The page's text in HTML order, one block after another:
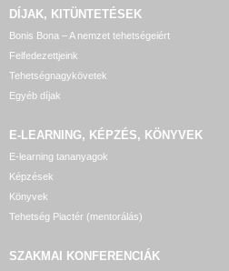
DÍJAK, KITÜNTETÉSEK
Bonis Bona – A nemzet tehetségeiért
Felfedezettjeink
Tehetségnagykövetek
Egyéb díjak
E-LEARNING, KÉPZÉS, KÖNYVEK
E-learning tananyagok
Képzések
Könyvek
Tehetség Piactér (mentorálás)
SZAKMAI KONFERENCIÁK